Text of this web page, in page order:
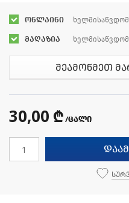
ონლაინი
მაღაზია
შეამოწმეთ
30,00 ₾ /ცალი